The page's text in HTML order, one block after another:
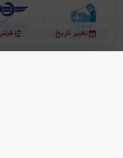
فیلتر تغییر تاریخ